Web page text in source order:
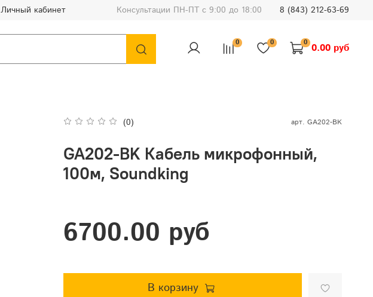
Личный кабинет Консультации ПН-ПТ с 9:00 до 18:00 8 (843) 212-63-69
0 0 0 0.00 руб
(0) арт. GA202-BK
GA202-BK Кабель микрофонный,
100м, Soundking
6700.00 руб
В корзину